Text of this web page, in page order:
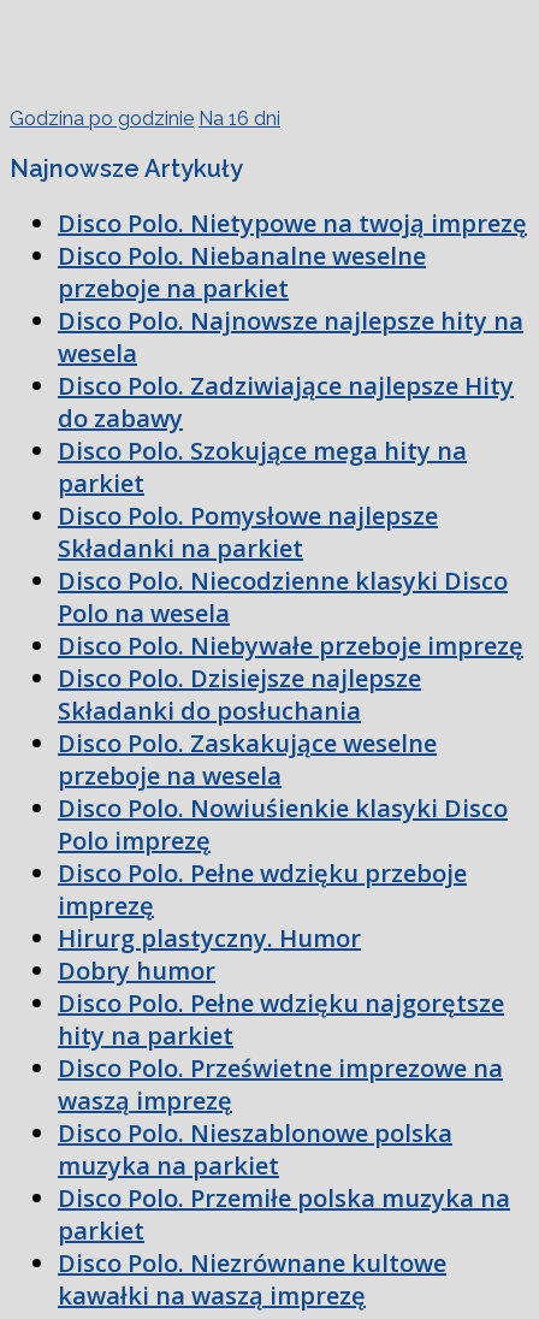
Godzina po godzinie Na 16 dni
Najnowsze Artykuły
Disco Polo. Nietypowe na twoją imprezę
Disco Polo. Niebanalne weselne
przeboje na parkiet
Disco Polo. Najnowsze najlepsze hity na
wesela
Disco Polo. Zadziwiające najlepsze Hity
do zabawy
Disco Polo. Szokujące mega hity na
parkiet
Disco Polo. Pomysłowe najlepsze
Składanki na parkiet
Disco Polo. Niecodzienne klasyki Disco
Polo na wesela
Disco Polo. Niebywałe przeboje imprezę
Disco Polo. Dzisiejsze najlepsze
Składanki do posłuchania
Disco Polo. Zaskakujące weselne
przeboje na wesela
Disco Polo. Nowiuśienkie klasyki Disco
Polo imprezę
Disco Polo. Pełne wdzięku przeboje
imprezę
Hirurg plastyczny. Humor
Dobry humor
Disco Polo. Pełne wdzięku najgorętsze
hity na parkiet
Disco Polo. Prześwietne imprezowe na
waszą imprezę
Disco Polo. Nieszablonowe polska
muzyka na parkiet
Disco Polo. Przemiłe polska muzyka na
parkiet
Disco Polo. Niezrównane kultowe
kawałki na waszą imprezę